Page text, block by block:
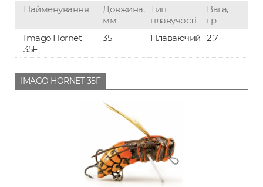
Найменування
Довжина,
мм
Тип
плавучості
Вага,
гр
Imago Hornet
35F
35 Плаваючий 2.7
IMAGO HORNET 35F